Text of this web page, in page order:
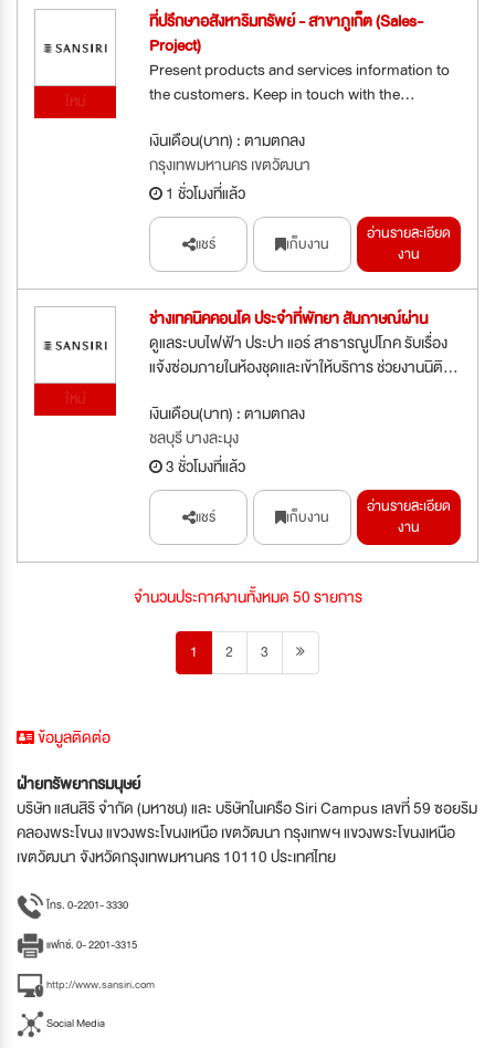
ใหม่
ที่ปรึกษาอสังหาริมทรัพย์ - สาขาภูเก็ต (Sales-
Project)
Present products and services information to
the customers. Keep in touch with the...
เงินเดือน(บาท) : ตามตกลง
กรุงเทพมหานคร เขตวัฒนา
1 ชั่วโมงที่แล้ว
แชร์ เก็บงาน
อ่านรายละเอียด
งาน
ใหม่
ช่างเทคนิคคอนโด ประจำที่พัทยา สัมภาษณ์ผ่าน
ดูแลระบบไฟฟ้า ประปา แอร์ สาธารณูปโภค รับเรื่อง
แจ้งซ่อมภายในห้องชุดและเข้าให้บริการ ช่วยงานนิติ...
เงินเดือน(บาท) : ตามตกลง
ชลบุรี บางละมุง
3 ชั่วโมงที่แล้ว
แชร์ เก็บงาน
อ่านรายละเอียด
งาน
จำนวนประกาศงานทั้งหมด 50 รายการ
1 2 3
ข้อมูลติดต่อ
ฝ่ายทรัพยากรมนุษย์
บริษัท แสนสิริ จำกัด (มหาชน) และ บริษัทในเครือ Siri Campus เลขที่ 59 ซอยริม
คลองพระโขนง แขวงพระโขนงเหนือ เขตวัฒนา กรุงเทพฯ แขวงพระโขนงเหนือ
เขตวัฒนา จังหวัดกรุงเทพมหานคร 10110 ประเทศไทย
โทร. 0-2201- 3330
แฟกซ์. 0- 2201-3315
http://www.sansiri.com
Social Media